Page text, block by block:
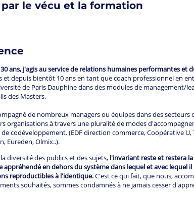
le vécu et la formation
ans, j'agis au service de relations humaines performantes et
et depuis bientôt 10 ans en tant que coach professionnel en
de Paris Dauphine dans des modules de management/
des Masters.
de nombreux managers ou équipes dans des
organisations à travers une pluralité de modes
codéveloppement. (EDF direction commerce, Coopérative
Eureden, Olmix..).
diversité des publics et des sujets, l'invariant reste et restera
appréhendé en dehors du système dans lequel et avec lequel
reproductibles à l'identique.C'est ce qui fait, que nous,
souhaités, sommes condamnés à ne jamais cesser